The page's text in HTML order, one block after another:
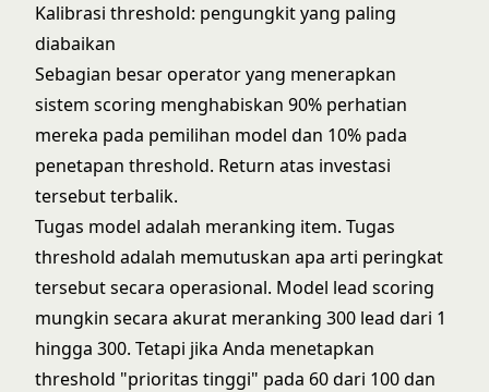
Kalibrasi threshold: pengungkit yang paling
diabaikan
Sebagian besar operator yang menerapkan
sistem scoring menghabiskan 90% perhatian
mereka pada pemilihan model dan 10% pada
penetapan threshold. Return atas investasi
tersebut terbalik.
Tugas model adalah meranking item. Tugas
threshold adalah memutuskan apa arti peringkat
tersebut secara operasional. Model lead scoring
mungkin secara akurat meranking 300 lead dari 1
hingga 300. Tetapi jika Anda menetapkan
threshold "prioritas tinggi" pada 60 dari 100 dan